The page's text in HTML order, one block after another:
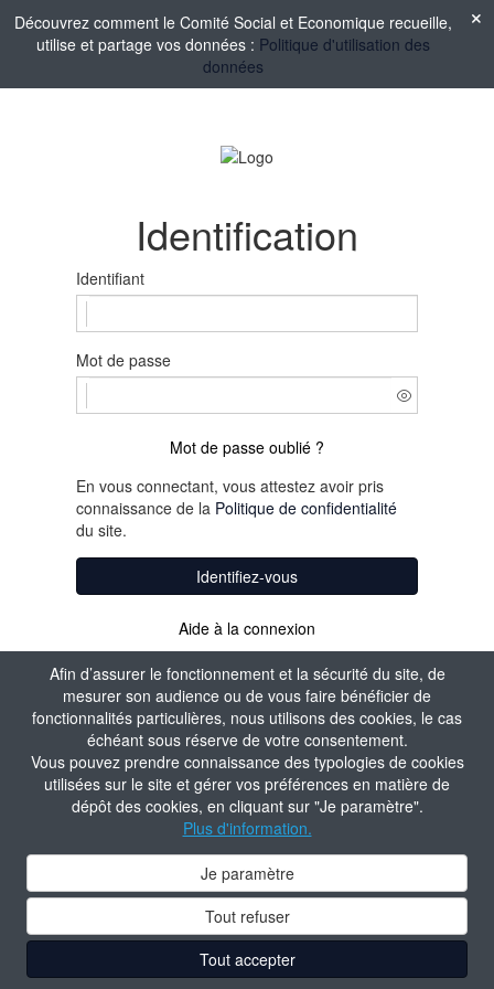
Afin d’assurer le fonctionnement et la sécurité du site, de
mesurer son audience ou de vous faire bénéficier de
fonctionnalités particulières, nous utilisons des cookies, le cas
échéant sous réserve de votre consentement.
Vous pouvez prendre connaissance des typologies de cookies
utilisées sur le site et gérer vos préférences en matière de
dépôt des cookies, en cliquant sur "Je paramètre".
Plus d'information.
Je paramètre
Tout refuser
Tout accepter
Découvrez comment le Comité Social et Economique recueille,
utilise et partage vos données : Politique d'utilisation des
données
Identification
Identifiant
Mot de passe
Mot de passe oublié ?
En vous connectant, vous attestez avoir pris
connaissance de la Politique de confidentialité
du site.
Identifiez-vous
Aide à la connexion